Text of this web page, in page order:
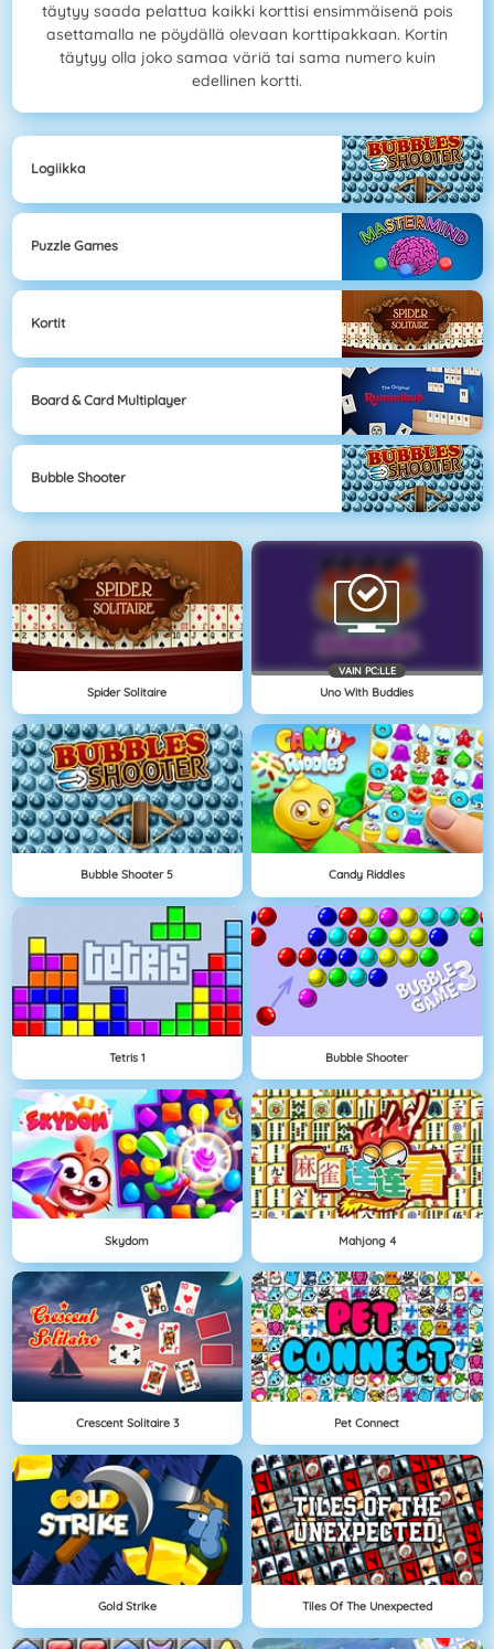
täytyy saada pelattua kaikki korttisi ensimmäisenä pois
asettamalla ne pöydällä olevaan korttipakkaan. Kortin
täytyy olla joko samaa väriä tai sama numero kuin
edellinen kortti.
Logiikka
Puzzle Games
Kortit
Board & Card Multiplayer
Bubble Shooter
Spider Solitaire
VAIN PC:LLE
Uno With Buddies
Bubble Shooter 5 Candy Riddles
Tetris 1 Bubble Shooter
Skydom Mahjong 4
Crescent Solitaire 3 Pet Connect
Gold Strike Tiles Of The Unexpected